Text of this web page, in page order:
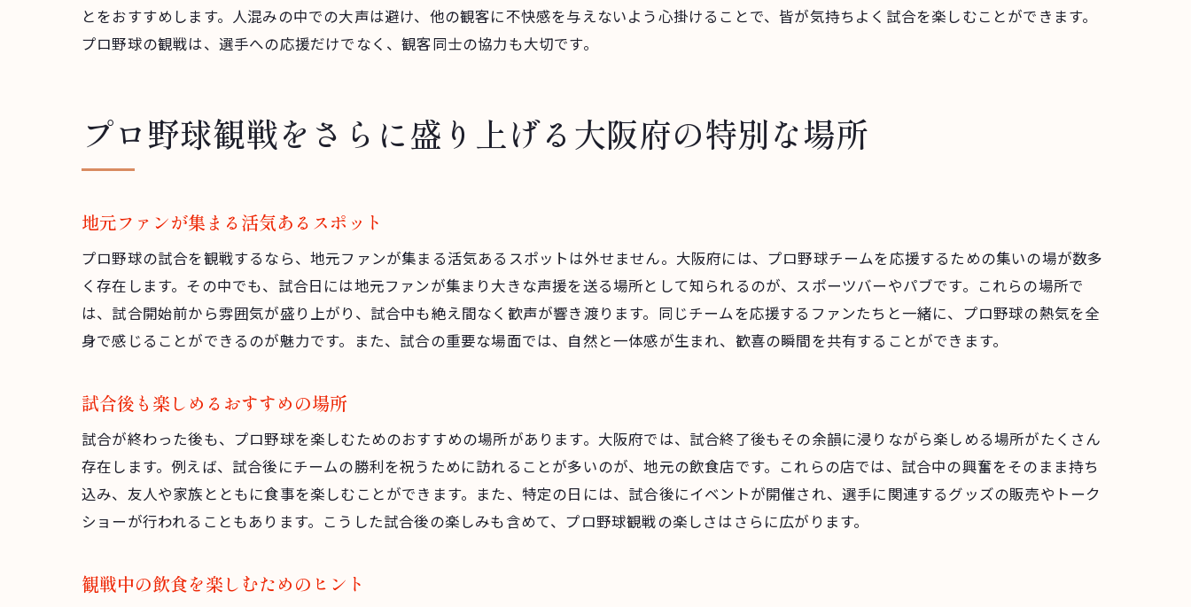
穴場スポットでの楽しみ方
地元密着の応援スタイルを発見
試合観戦以外の楽しみも満載の場所
熱狂的なファンが集う場所の特徴
勝利の瞬間を記録に残すためのヒント
試合後の余韻を楽しむための過ごし方
ファン同士の絆を深める場
とをおすすめします。人混みの中での大声は避け、他の観客に不快感を与えないよう心掛けることで、皆が気持ちよく試合を楽しむことができます。
プロ野球の観戦は、選手への応援だけでなく、観客同士の協力も大切です。
プロ野球観戦をさらに盛り上げる大阪府の特別な場所
地元ファンが集まる活気あるスポット
プロ野球の試合を観戦するなら、地元ファンが集まる活気あるスポットは外せません。大阪府には、プロ野球チームを応援するための集いの場が数多
く存在します。その中でも、試合日には地元ファンが集まり大きな声援を送る場所として知られるのが、スポーツバーやパブです。これらの場所で
は、試合開始前から雰囲気が盛り上がり、試合中も絶え間なく歓声が響き渡ります。同じチームを応援するファンたちと一緒に、プロ野球の熱気を全
身で感じることができるのが魅力です。また、試合の重要な場面では、自然と一体感が生まれ、歓喜の瞬間を共有することができます。
試合後も楽しめるおすすめの場所
試合が終わった後も、プロ野球を楽しむためのおすすめの場所があります。大阪府では、試合終了後もその余韻に浸りながら楽しめる場所がたくさん
存在します。例えば、試合後にチームの勝利を祝うために訪れることが多いのが、地元の飲食店です。これらの店では、試合中の興奮をそのまま持ち
込み、友人や家族とともに食事を楽しむことができます。また、特定の日には、試合後にイベントが開催され、選手に関連するグッズの販売やトーク
ショーが行われることもあります。こうした試合後の楽しみも含めて、プロ野球観戦の楽しさはさらに広がります。
観戦中の飲食を楽しむためのヒント